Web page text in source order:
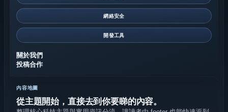
網絡安全
開發工具
關於我們
投稿合作
內容地圖
從主題開始，直接去到你要睇的內容。